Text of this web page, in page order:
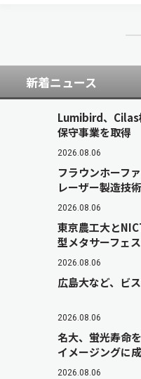
新着ニュース
Lumibird、Cilas
保守事業を取得
2026.08.06
フラウンホーフ
レーザー製造技
2026.08.06
東京農工大と
型メタサーフェ
2026.08.06
広島大など、ビ
2026.08.06
名大、蛍光寿命
イメージングに
2026.08.06